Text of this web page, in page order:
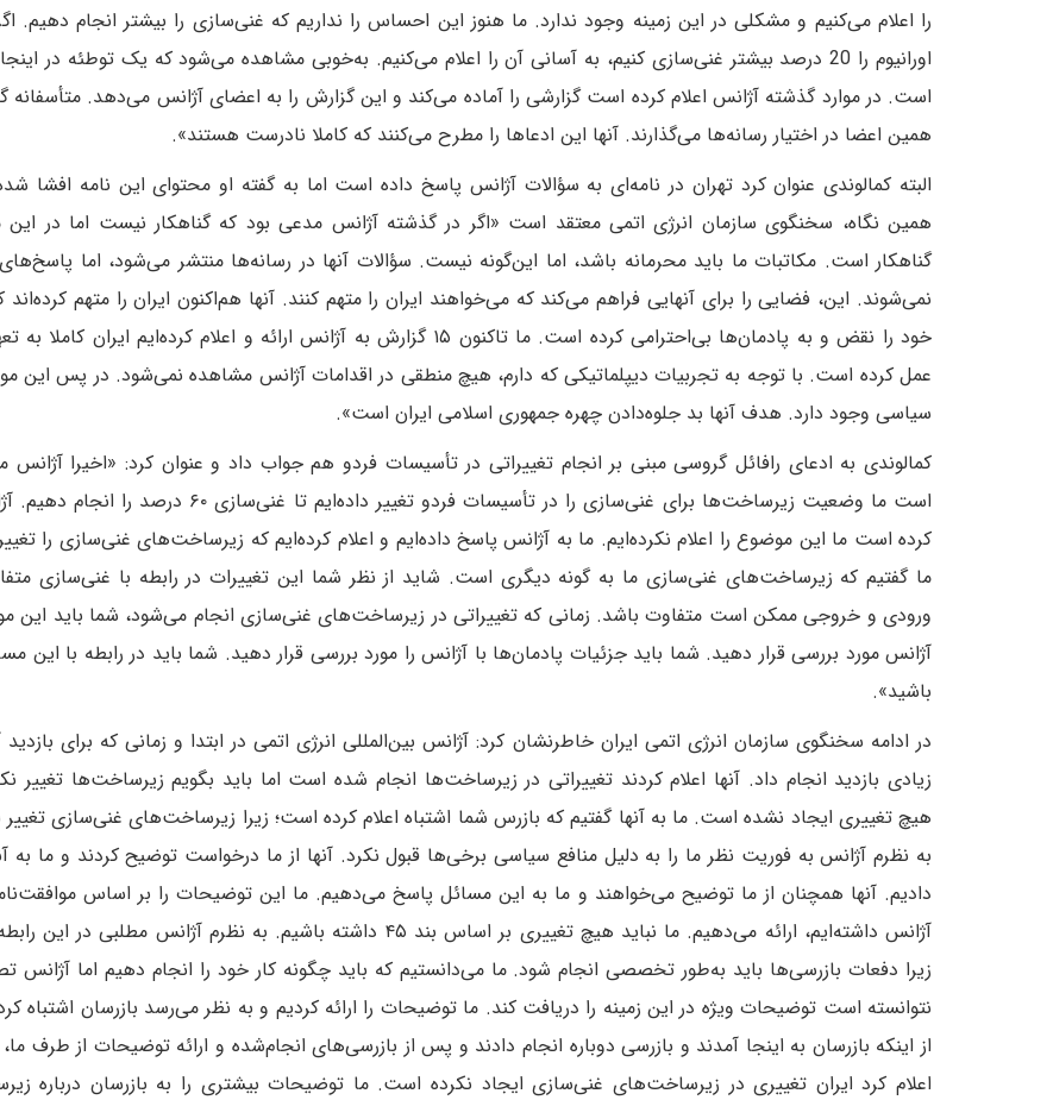
را اعلام می‌کنیم و مشکلی در این زمینه وجود ندارد. ما هنوز این احساس را نداریم که غنی‌سازی را بیشتر انجام دهیم.
اورانیوم را 20 درصد بیشتر غنی‌سازی کنیم، به آسانی آن را اعلام می‌کنیم. به‌خوبی مشاهده می‌شود که یک توطئه در
است. در موارد گذشته آژانس اعلام کرده است گزارشی را آماده می‌کند و این گزارش را به اعضای آژانس می‌دهد. متأسفانه
همین اعضا در اختیار رسانه‌ها می‌گذارند. آنها این ادعاها را مطرح می‌کنند که کاملا نادرست هستند».
البته کمالوندی عنوان کرد تهران در نامه‌ای به سؤالات آژانس پاسخ داده است اما به گفته او محتوای این نامه افشا
همین نگاه، سخنگوی سازمان انرژی اتمی معتقد است‌ «اگر در گذشته آژانس مدعی بود که گناهکار نیست اما در این
گناهکار است. مکاتبات ما باید محرمانه باشد، اما این‌گونه نیست. سؤالات آنها در رسانه‌ها منتشر می‌شود، اما
نمی‌شوند. این، فضایی را برای آنهایی فراهم می‌کند که می‌خواهند ایران را متهم کنند. آنها هم‌اکنون ایران را متهم
خود را نقض و به پادمان‌ها بی‌احترامی کرده است. ما تاکنون ۱۵ گزارش به آژانس ارائه و اعلام کرده‌ایم ایران
عمل کرده است. با توجه به تجربیات دیپلماتیکی که دارم، هیچ منطقی در اقدامات آژانس مشاهده نمی‌شود. در پس این
سیاسی وجود دارد. هدف آنها بد جلوه‌دادن چهره جمهوری اسلامی ایران است».
کمالوندی به ادعای رافائل گروسی مبنی بر انجام تغییراتی در تأسیسات فردو هم جواب داد و عنوان کرد: «اخیرا
است ما وضعیت زیرساخت‌ها برای غنی‌سازی را در تأسیسات فردو تغییر داده‌ایم تا
کرده است ما این موضوع را اعلام نکرده‌ایم. ما به آژانس پاسخ داده‌ایم و اعلام کرده‌ایم که زیرساخت‌های غنی‌سازی را تغییر
ما گفتیم که زیرساخت‌های غنی‌سازی ما به گونه دیگری است. شاید از نظر شما این تغییرات در رابطه با غنی‌سازی
ورودی و خروجی ممکن است متفاوت باشد. زمانی که تغییراتی در زیرساخت‌های غنی‌سازی انجام می‌شود، شما باید این
آژانس مورد بررسی قرار دهید. شما باید جزئیات پادمان‌ها با آژانس را مورد بررسی قرار دهید. شما باید در رابطه با این
باشید».
در ادامه سخنگوی سازمان انرژی اتمی ایران خاطر‌نشان کرد‌: آژانس بین‌المللی انرژی اتمی در ابتدا و زمانی که برای بازدید
زیادی بازدید انجام داد. آنها اعلام کردند تغییراتی در زیرساخت‌ها انجام شده است اما باید بگویم زیرساخت‌ها تغییر
هیچ تغییری ایجاد نشده است. ما به آنها گفتیم که بازرس شما اشتباه اعلام کرده است؛ زیرا زیرساخت‌های غنی‌سازی تغییر
به نظرم آژانس به فوریت نظر ما را به دلیل منافع سیاسی برخی‌ها قبول نکرد. آنها از ما درخواست توضیح کردند و ما به
دادیم. آنها همچنان از ما توضیح می‌خواهند و ما به این مسائل پاسخ می‌دهیم. ما این توضیحات را بر اساس
آژانس داشته‌ایم، ارائه می‌دهیم. ما نباید هیچ تغییری بر اساس بند ۴۵ داشته باشیم. به نظرم آژانس مطلبی
زیرا دفعات بازرسی‌ها باید به‌طور تخصصی انجام شود. ما می‌دانستیم که باید چگونه کار خود را انجام دهیم اما آژانس
نتوانسته است توضیحات ویژه در این زمینه را دریافت کند. ما توضیحات را ارائه کردیم و به نظر می‌رسد بازرسان اشتباه
از اینکه بازرسان به اینجا آمدند و بازرسی دوباره انجام دادند و پس از بازرسی‌های انجام‌شده و ارائه توضیحات از طرف
اعلام کرد ایران تغییری در زیرساخت‌های غنی‌سازی ایجاد نکرده است. ما توضیحات بیشتری را به بازرسان درباره